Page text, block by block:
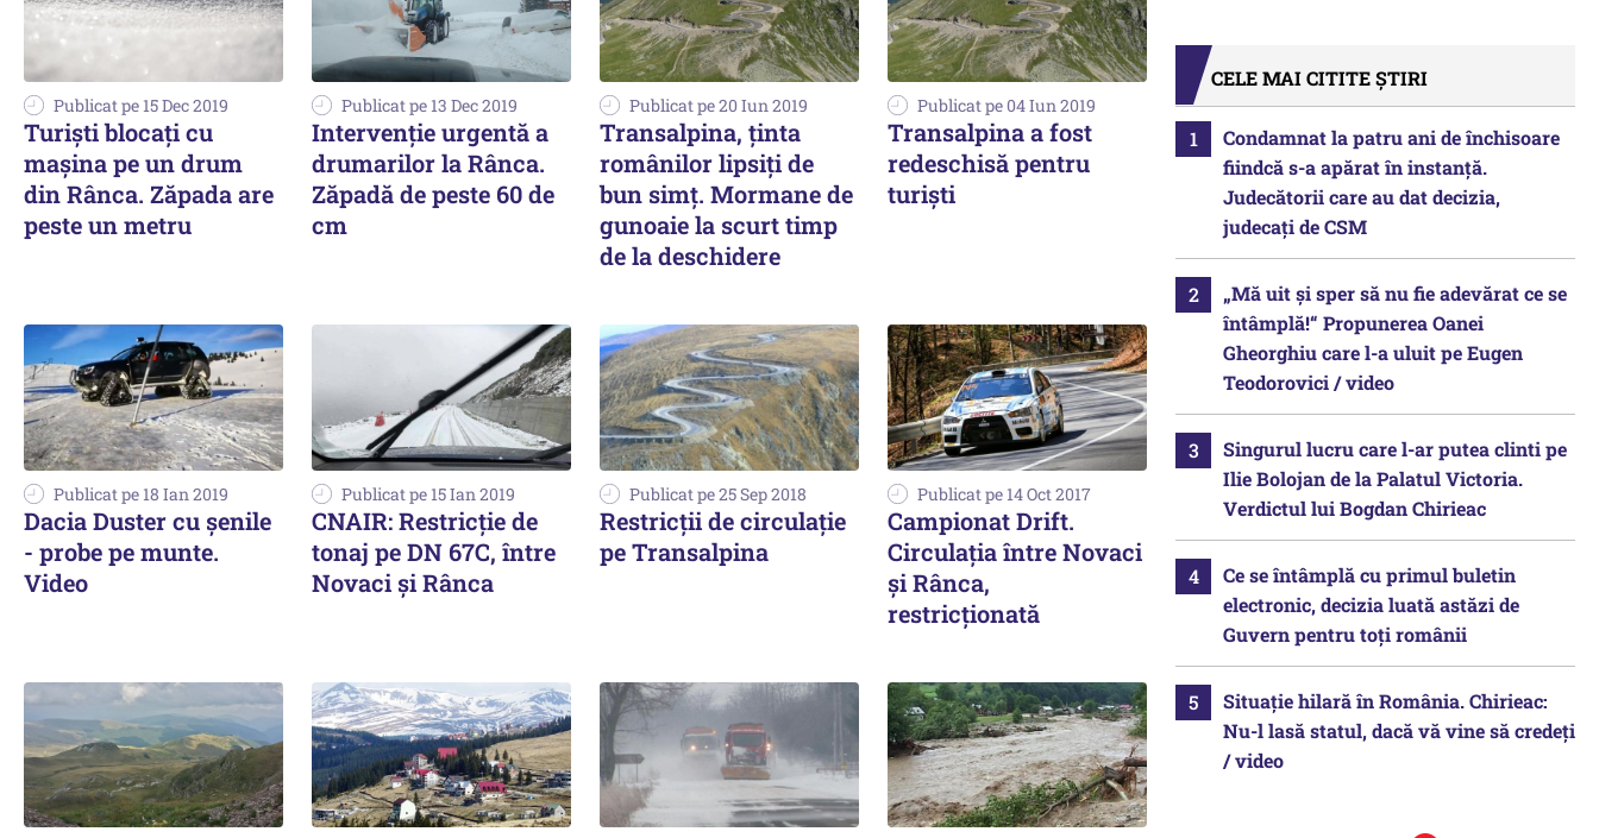
Publicat pe 15 Dec 2019
Turişti blocaţi cu
maşina pe un drum
din Rânca. Zăpada are
peste un metru
Publicat pe 13 Dec 2019
Intervenție urgentă a
drumarilor la Rânca.
Zăpadă de peste 60 de
cm
Publicat pe 20 Iun 2019
Transalpina, ţinta
românilor lipsiţi de
bun simţ. Mormane de
gunoaie la scurt timp
de la deschidere
Publicat pe 04 Iun 2019
Transalpina a fost
redeschisă pentru
turiști
Publicat pe 18 Ian 2019
Dacia Duster cu şenile
- probe pe munte.
Video
Publicat pe 15 Ian 2019
CNAIR: Restricție de
tonaj pe DN 67C, între
Novaci și Rânca
Publicat pe 25 Sep 2018
Restricții de circulație
pe Transalpina
Publicat pe 14 Oct 2017
Campionat Drift.
Circulaţia între Novaci
şi Rânca,
restricţionată
CELE MAI CITITE ȘTIRI
Condamnat la patru ani de închisoare
fiindcă s-a apărat în instanță.
Judecătorii care au dat decizia,
judecați de CSM
„Mă uit și sper să nu fie adevărat ce se
întâmplă!“ Propunerea Oanei
Gheorghiu care l-a uluit pe Eugen
Teodorovici / video
Singurul lucru care l-ar putea clinti pe
Ilie Bolojan de la Palatul Victoria.
Verdictul lui Bogdan Chirieac
Ce se întâmplă cu primul buletin
electronic, decizia luată astăzi de
Guvern pentru toți românii
Situație hilară în România. Chirieac:
Nu-l lasă statul, dacă vă vine să credeți
/ video